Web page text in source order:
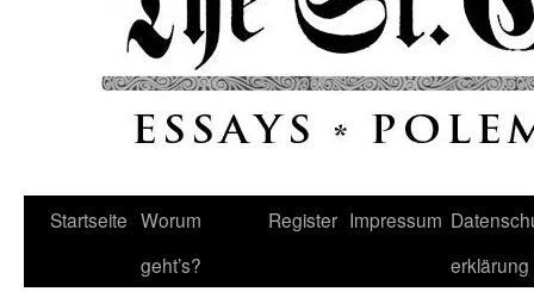
Startseite Worum
geht’s?
Register Impressum
erklärung